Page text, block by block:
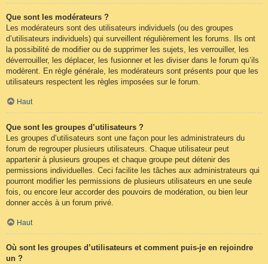
Que sont les modérateurs ?
Les modérateurs sont des utilisateurs individuels (ou des groupes
d’utilisateurs individuels) qui surveillent régulièrement les forums. Ils ont
la possibilité de modifier ou de supprimer les sujets, les verrouiller, les
déverrouiller, les déplacer, les fusionner et les diviser dans le forum qu’ils
modèrent. En règle générale, les modérateurs sont présents pour que les
utilisateurs respectent les règles imposées sur le forum.
Haut
Que sont les groupes d’utilisateurs ?
Les groupes d’utilisateurs sont une façon pour les administrateurs du
forum de regrouper plusieurs utilisateurs. Chaque utilisateur peut
appartenir à plusieurs groupes et chaque groupe peut détenir des
permissions individuelles. Ceci facilite les tâches aux administrateurs qui
pourront modifier les permissions de plusieurs utilisateurs en une seule
fois, ou encore leur accorder des pouvoirs de modération, ou bien leur
donner accès à un forum privé.
Haut
Où sont les groupes d’utilisateurs et comment puis-je en rejoindre
un ?